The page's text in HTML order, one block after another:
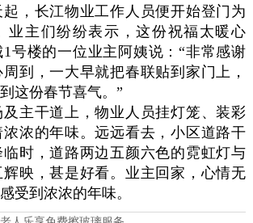
长江物业工作人员便开始登门为
业主们纷纷表示，这份祝福太暖心
号楼的一位业主阿姨说：“非常感谢
到，一大早就把春联贴到家门上，
这份春节喜气。”
干道上，物业人员挂灯笼、装彩
浓的年味。远远看去，小区道路干
时，道路两边五颜六色的霓虹灯与
辉映，甚是好看。业主回家，心情无
受到浓浓的年味。